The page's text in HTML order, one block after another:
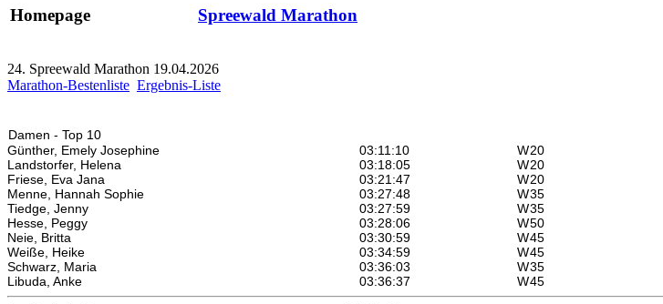
Homepage Spreewald Marathon
24. Spreewald Marathon 19.04.2026
Marathon-Bestenliste Ergebnis-Liste
Damen - Top 10
Günther, Emely Josephine
03:11:10 W20
Landstorfer, Helena
03:18:05 W20
Friese, Eva Jana
03:21:47 W20
Menne, Hannah Sophie
03:27:48 W35
Tiedge, Jenny
03:27:59 W35
Hesse, Peggy
03:28:06 W50
Neie, Britta
03:30:59 W45
Weiße, Heike
03:34:59 W45
Schwarz, Maria
03:36:03 W35
Libuda, Anke
03:36:37 W45